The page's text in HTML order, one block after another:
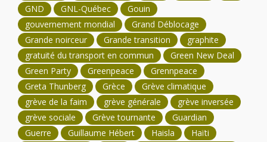
GND
GNL-Québec
Gouin
gouvernement mondial
Grand Déblocage
Grande noirceur
Grande transition
graphite
gratuité du transport en commun
Green New Deal
Green Party
Greenpeace
Grennpeace
Greta Thunberg
Grèce
Grève climatique
grève de la faim
grève générale
grève inversée
grève sociale
Grève tournante
Guardian
Guerre
Guillaume Hébert Haisla
Haïti